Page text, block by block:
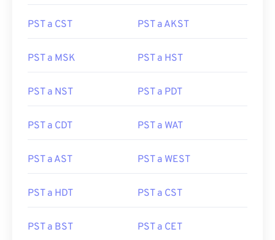
PST a CST PST a AKST
PST a MSK PST a HST
PST a NST PST a PDT
PST a CDT PST a WAT
PST a AST PST a WEST
PST a HDT PST a CST
PST a BST PST a CET